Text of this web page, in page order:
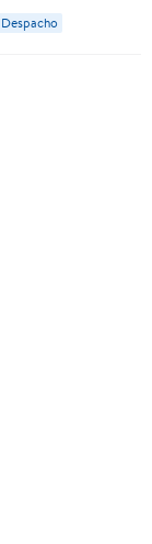
Despacho